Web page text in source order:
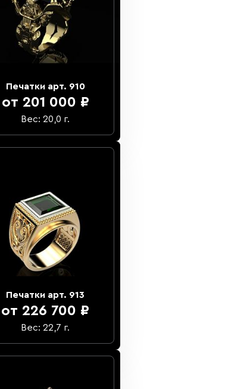
Печатки арт. 910
от 201 000 ₽
Вес: 20,0 г.
Печатки арт. 913
от 226 700 ₽
Вес: 22,7 г.